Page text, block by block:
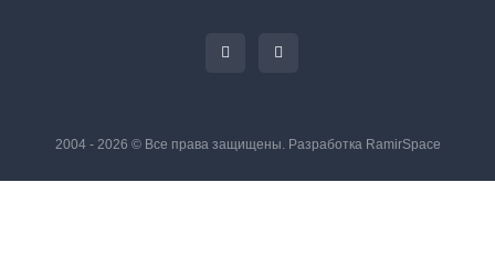
2004 - 2026 © Все права защищены. Разработка RamirSpace